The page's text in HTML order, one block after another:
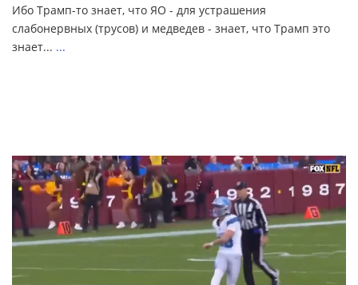
Ибо Трамп-то знает, что ЯО - для устрашения
слабонервных (трусов) и медведев - знает, что Трамп это
знает... ...